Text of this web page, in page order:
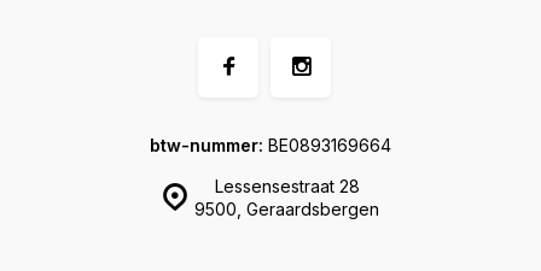
Lessensestraat 28
9500, Geraardsbergen
btw-nummer: BE0893169664